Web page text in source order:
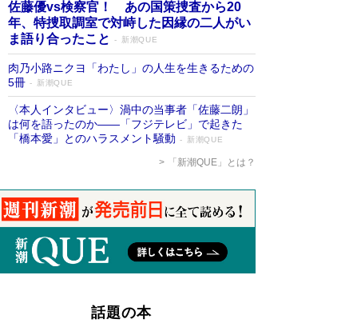
佐藤優vs検察官！ あの国策捜査から20
年、特捜取調室で対峙した因縁の二人がい
ま語り合ったこと
新潮QUE
肉乃小路ニクヨ「わたし」の人生を生きるための
5冊
新潮QUE
〈本人インタビュー〉渦中の当事者「佐藤二朗」
は何を語ったのか――「フジテレビ」で起きた
「橋本愛」とのハラスメント騒動
新潮QUE
「新潮QUE」とは？
話題の本